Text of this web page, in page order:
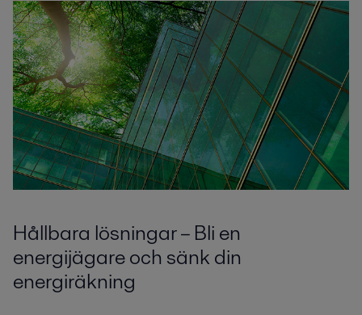
Hållbara lösningar – Bli en
energijägare och sänk din
energiräkning